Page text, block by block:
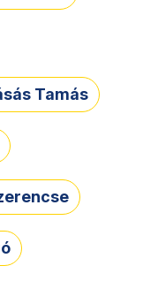
Tamás